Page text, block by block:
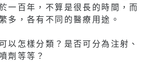
一百年，不算是很長的時間，而
多，各有不同的醫療用途。
以怎樣分類？是否可分為注射、
劑等等？